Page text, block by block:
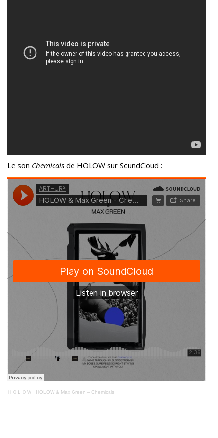
Le son Chemicals de HOLOW sur SoundCloud :
ＨＯＬＯＷ · HOLOW & Max Green – Chemicals